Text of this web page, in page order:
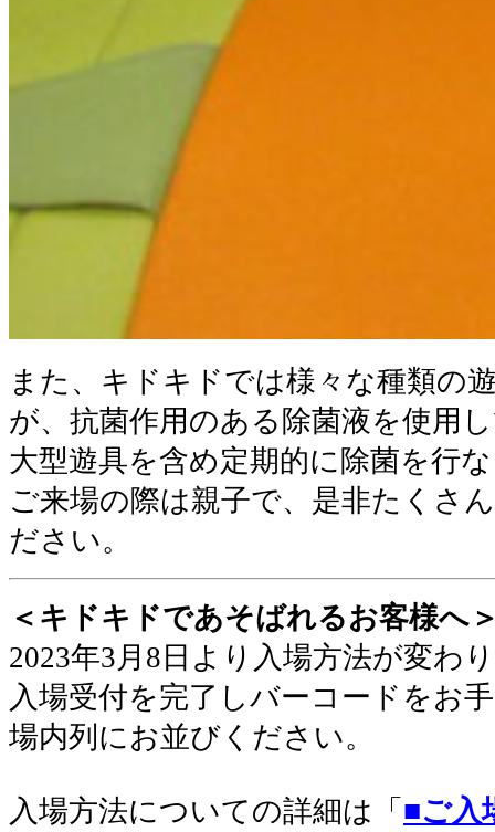
また、キドキドでは様々な種類の
が、抗菌作用のある除菌液を使用
大型遊具を含め定期的に除菌を行
ご来場の際は親子で、是非たくさ
ださい。
＜キドキドであそばれるお客様へ
2023年3月8日より入場方法が変わ
入場受付を完了しバーコードをお
場内列にお並びください。
入場方法についての詳細は「 ■ご入